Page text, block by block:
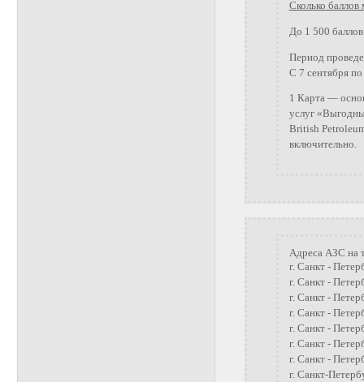
Сколько
До 1 500
Период
С 7 сентября
1 Карта —
услуг
British
включительно.
Адреса АЗС на
г. Санкт -
г. Санкт -
г. Санкт -
г. Санкт -
г. Санкт -
г. Санкт -
г. Санкт -
г. Санкт-